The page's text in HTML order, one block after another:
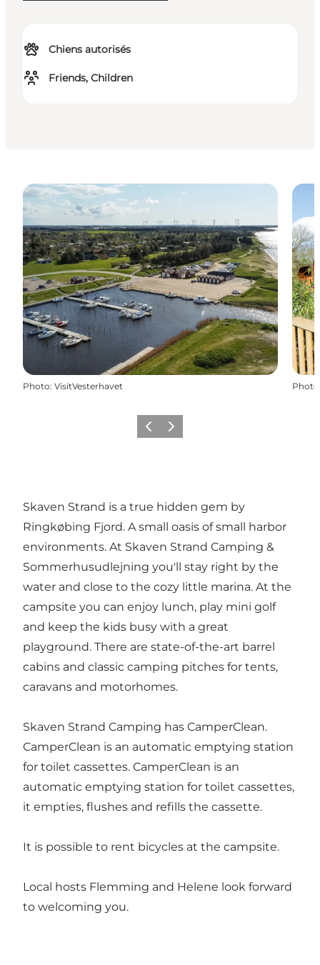
Chiens autorisés
Friends, Children
Photo: VisitVesterhavet Photo
PrécédentSuivant
Skaven Strand is a true hidden gem by
Ringkøbing Fjord. A small oasis of small harbor
environments. At Skaven Strand Camping &
Sommerhusudlejning you'll stay right by the
water and close to the cozy little marina. At the
campsite you can enjoy lunch, play mini golf
and keep the kids busy with a great
playground. There are state-of-the-art barrel
cabins and classic camping pitches for tents,
caravans and motorhomes.
Skaven Strand Camping has CamperClean.
CamperClean is an automatic emptying station
for toilet cassettes. CamperClean is an
automatic emptying station for toilet cassettes,
it empties, flushes and refills the cassette.
It is possible to rent bicycles at the campsite.
Local hosts Flemming and Helene look forward
to welcoming you.